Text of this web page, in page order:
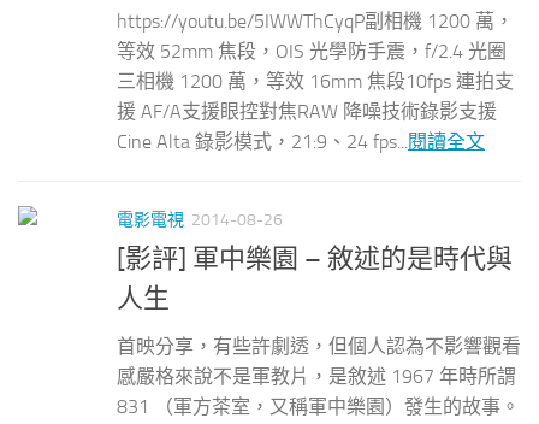
https://youtu.be/5IWWThCyqP副相機 1200 萬，
等效 52mm 焦段，OIS 光學防手震，f/2.4 光圈
三相機 1200 萬，等效 16mm 焦段10fps 連拍支
援 AF/A支援眼控對焦RAW 降噪技術錄影支援
Cine Alta 錄影模式，21:9、24 fps...閱讀全文
電影電視 2014-08-26
[影評] 軍中樂園 – 敘述的是時代與
人生
首映分享，有些許劇透，但個人認為不影響觀看
感嚴格來說不是軍教片，是敘述 1967 年時所謂
831 （軍方茶室，又稱軍中樂園）發生的故事。